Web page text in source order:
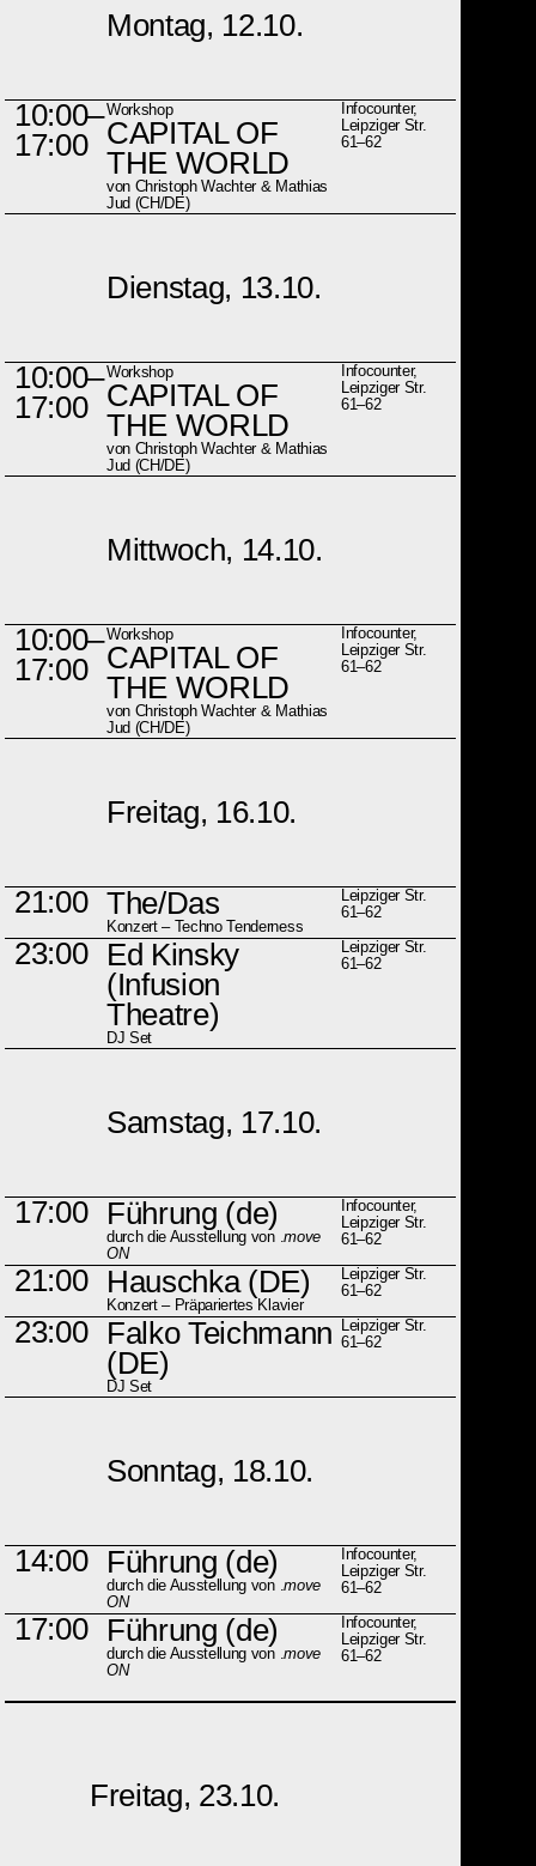
Montag, 12.10.
10:00–
17:00
Workshop
CAPITAL OF
THE WORLD
von Christoph Wachter & Mathias
Jud (CH/DE)
Infocounter,
Leipziger Str.
61–62
Dienstag, 13.10.
10:00–
17:00
Workshop
CAPITAL OF
THE WORLD
von Christoph Wachter & Mathias
Jud (CH/DE)
Infocounter,
Leipziger Str.
61–62
Mittwoch, 14.10.
10:00–
17:00
Workshop
CAPITAL OF
THE WORLD
von Christoph Wachter & Mathias
Jud (CH/DE)
Infocounter,
Leipziger Str.
61–62
Freitag, 16.10.
21:00 The/Das
Konzert – Techno Tenderness
Leipziger Str.
61–62
23:00
Ed Kinsky
(Infusion
Theatre)
DJ Set
Leipziger Str.
61–62
Samstag, 17.10.
17:00 Führung (de)
durch die Ausstellung von .move
ON
Infocounter,
Leipziger Str.
61–62
21:00 Hauschka(DE)
Konzert – Präpariertes Klavier
Leipziger Str.
61–62
23:00
Falko Teichmann
(DE)
DJ Set
Leipziger Str.
61–62
Sonntag, 18.10.
14:00 Führung (de)
durch die Ausstellung von .move
ON
Infocounter,
Leipziger Str.
61–62
17:00 Führung (de)
durch die Ausstellung von .move
ON
Infocounter,
Leipziger Str.
61–62
Freitag, 23.10.